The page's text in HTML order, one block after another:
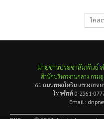
โหล
ฝ่ายข่าวประชาสัมพันธ์
สำนักบริหารงานกลาง กร
61 ถนนพหลโยธิน แขวงลาดย
โทรศัพท์ 0-2561-
Email :